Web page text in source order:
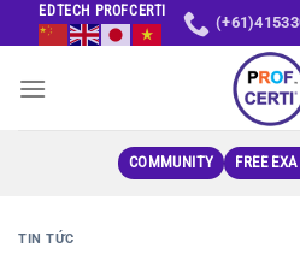
to
EDTECH PROFCERTI
COMMUNITY FREE
TIN TỨC